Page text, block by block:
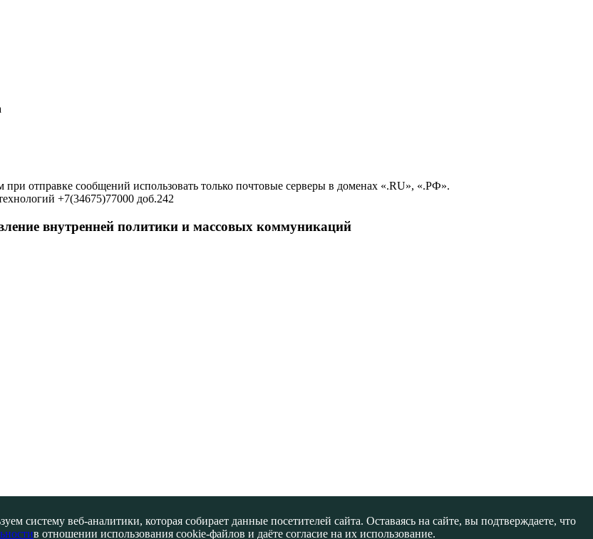
отправке сообщений использовать только почтовые серверы в доменах «.RU», «.РФ».
+7(34675)77000 доб.242
внутренней политики и массовых коммуникаций
систему веб-аналитики, которая собирает данные посетителей сайта. Оставаясь на сайте, вы подтверждаете, что
в отношении использования cookie-файлов и даёте согласие на их использование.